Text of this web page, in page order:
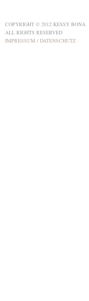
COPYRIGHT © 2012 KESSY BONA
ALL RIGHTS RESERVED
IMPRESSUM / DATENSCHUTZ